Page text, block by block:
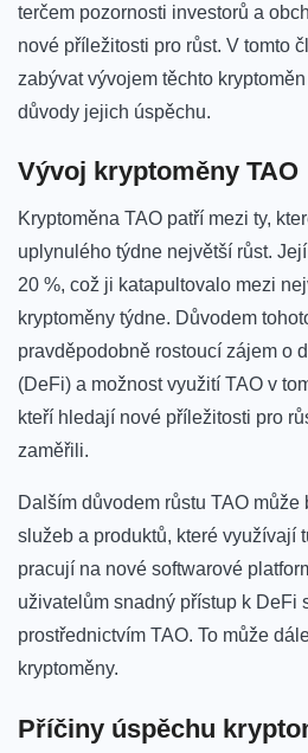
⁢terčem pozornosti investorů a
nové příležitosti ⁢pro⁤ růst.⁤ V‌ tomto‍
zabývat vývojem těchto
důvody jejich úspěchu.
Vývoj kryptoměny TAO
Kryptoměna TAO patří mezi ty,
uplynulého týdne největší růst.
20 %, což⁤ ji⁣ katapultovalo mezi⁤
kryptoměny týdne. Důvodem⁢
pravděpodobně rostoucí zájem o
(DeFi) a možnost využití TAO v
kteří hledají‍ nové ⁢příležitosti pro
zaměřili.
Dalším⁣ důvodem růstu TAO‍ může
služeb⁤ a produktů, ‍které využívají
pracují na nové softwarové
uživatelům ⁤snadný přístup k DeFi‌
prostřednictvím‌ TAO. To⁣ může
kryptoměny.
Příčiny úspěchu